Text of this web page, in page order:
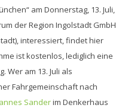
am Donnerstag, 13. Juli,
der Region Ingolstadt GmbH
interessiert, findet hier
ist kostenlos, lediglich eine
Wer am 13. Juli als
Fahrgemeinschaft nach
Sanderim Denkerhaus